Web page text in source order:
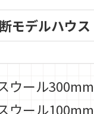
モデルハウス
ウール300mm
ウール100mm